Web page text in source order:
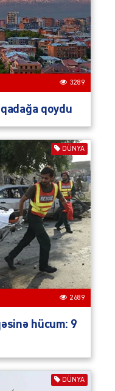
3289
qoydu
DÜNYA
2689
hücum: 9
DÜNYA